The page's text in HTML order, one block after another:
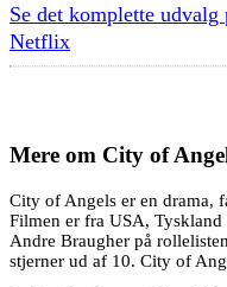
Se det komplette udvalg
Netflix
Mere om City of
City of Angels er en drama,
Filmen er fra USA,
Andre Braugher på
stjerner ud af 10. City of